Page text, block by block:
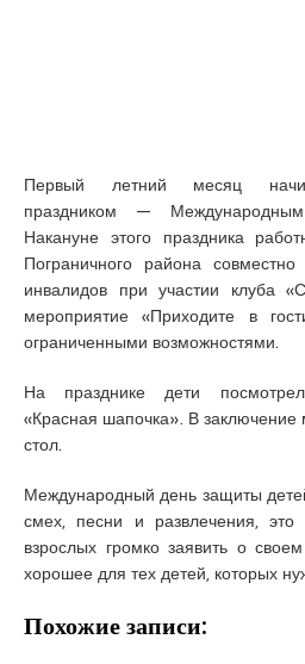
Первый летний месяц
праздником —
Накануне этого праздника
Пограничного района
инвалидов при участии клуба
мероприятие «Приходите в
ограниченными возможностями.
На празднике дети
«Красная шапочка». В
стол.
Международный день защиты
смех, песни и развлечения,
взрослых громко заявить о
хорошее для тех детей, которых
Похожие записи: